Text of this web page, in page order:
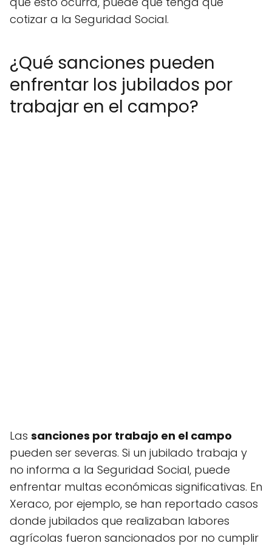
cotizar a la Seguridad Social.
¿Qué sanciones pueden
enfrentar los jubilados por
trabajar en el campo?
Las sanciones por trabajo en el campo
pueden ser severas. Si un jubilado trabaja y
no informa a la Seguridad Social, puede
enfrentar multas económicas significativas. En
Xeraco, por ejemplo, se han reportado casos
donde jubilados que realizaban labores
agrícolas fueron sancionados por no cumplir